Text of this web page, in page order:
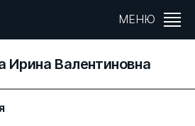
МЕНЮ
Ирина Валентиновна